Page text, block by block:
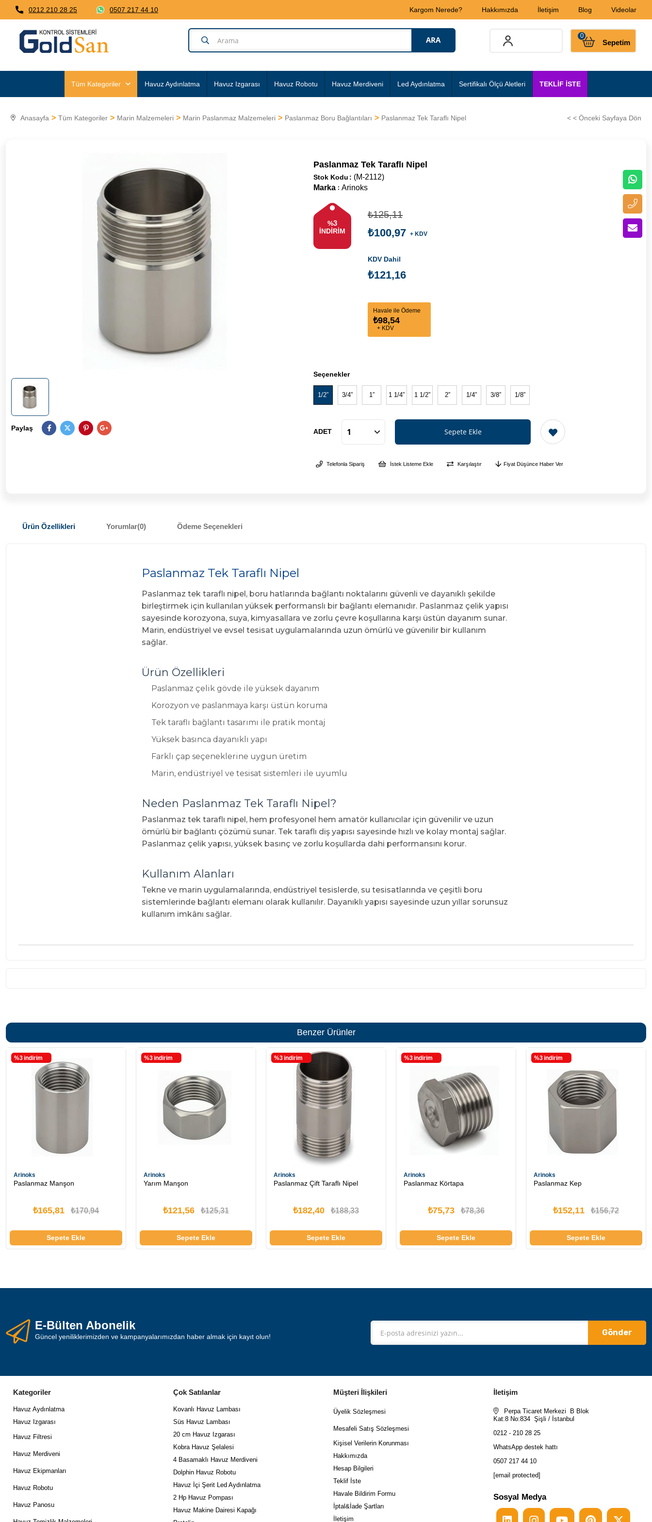
0212 210 28 25 0507 217 44 10 Kargom Nerede? Hakkımızda İletişim Blog Videolar
Sepetim
0
Tüm Kategoriler Havuz Aydınlatma Havuz Izgarası Havuz Robotu Havuz Merdiveni Led Aydınlatma Sertifikalı Ölçü Aletleri TEKLİF İSTE
Anasayfa Tüm Kategoriler Marin Malzemeleri Marin Paslanmaz Malzemeleri Paslanmaz Boru Bağlantıları Paslanmaz Tek Taraflı Nipel < < Önceki Sayfaya Dön
Paylaş
Paslanmaz Tek Taraflı Nipel
(M-2112)
Stok Kodu
Marka : Arinoks
%3
İNDIRIM
₺125,11
₺100,97 + KDV
KDV Dahil
₺121,16
Havale ile Ödeme
₺98,54
+ KDV
Seçenekler
1/2” 3/4” 1” 1 1/4” 1 1/2” 2” 1/4” 3/8” 1/8”
ADET
Telefonla Sipariş İstek Listeme Ekle Karşılaştır Fiyat Düşünce Haber Ver
Ürün Özellikleri Yorumlar(0) Ödeme Seçenekleri
Paslanmaz Tek Taraflı Nipel
Paslanmaz tek taraflı nipel, boru hatlarında bağlantı noktalarını güvenli ve dayanıklı şekilde
birleştirmek için kullanılan yüksek performanslı bir bağlantı elemanıdır. Paslanmaz çelik yapısı
sayesinde korozyona, suya, kimyasallara ve zorlu çevre koşullarına karşı üstün dayanım sunar.
Marin, endüstriyel ve evsel tesisat uygulamalarında uzun ömürlü ve güvenilir bir kullanım
sağlar.
Ürün Özellikleri
Paslanmaz çelik gövde ile yüksek dayanım
Korozyon ve paslanmaya karşı üstün koruma
Tek taraflı bağlantı tasarımı ile pratik montaj
Yüksek basınca dayanıklı yapı
Farklı çap seçeneklerine uygun üretim
Marin, endüstriyel ve tesisat sistemleri ile uyumlu
Neden Paslanmaz Tek Taraflı Nipel?
Paslanmaz tek taraflı nipel, hem profesyonel hem amatör kullanıcılar için güvenilir ve uzun
ömürlü bir bağlantı çözümü sunar. Tek taraflı diş yapısı sayesinde hızlı ve kolay montaj sağlar.
Paslanmaz çelik yapısı, yüksek basınç ve zorlu koşullarda dahi performansını korur.
Kullanım Alanları
Tekne ve marin uygulamalarında, endüstriyel tesislerde, su tesisatlarında ve çeşitli boru
sistemlerinde bağlantı elemanı olarak kullanılır. Dayanıklı yapısı sayesinde uzun yıllar sorunsuz
kullanım imkânı sağlar.
Benzer Ürünler
Arinoks
Paslanmaz Manşon
₺165,81 ₺170,94
Sepete Ekle
%3i̇ndirim
Arinoks
Yarım Manşon
₺121,56 ₺125,31
Sepete Ekle
%3i̇ndirim
Arinoks
Paslanmaz Çift Taraflı Nipel
₺182,40 ₺188,33
Sepete Ekle
%3i̇ndirim
Arinoks
Paslanmaz Körtapa
₺75,73 ₺78,36
Sepete Ekle
%3i̇ndirim
Arinoks
Paslanmaz Kep
₺152,11 ₺156,72
Sepete Ekle
%3i̇ndirim
E-Bülten Abonelik
Güncel yeniliklerimizden ve kampanyalarımızdan haber almak için kayıt olun! Gönder
Kategoriler
Havuz Aydınlatma
Havuz Izgarası
Havuz Filtresi
Havuz Merdiveni
Havuz Ekipmanları
Havuz Robotu
Havuz Panosu
Çok Satılanlar
Kovanlı Havuz Lambası
Süs Havuz Lambası
20 cm Havuz Izgarası
Kobra Havuz Şelalesi
4 Basamaklı Havuz Merdiveni
Dolphin Havuz Robotu
Havuz İçi Şerit Led Aydınlatma
2 Hp Havuz Pompası
Havuz Makine Dairesi Kapağı
Müşteri İlişkileri
Üyelik Sözleşmesi
Mesafeli Satış Sözleşmesi
Kişisel Verilerin Korunması
Hakkımızda
Hesap Bilgileri
Teklif İste
Havale Bildirim Formu
İptal&İade Şartları
İletişim
İletişim
Perpa Ticaret Merkezi B Blok
Kat:8 No:834 Şişli / İstanbul
0212 - 210 28 25
WhatsApp destek hattı
0507 217 44 10
[email protected]
Sosyal Medya